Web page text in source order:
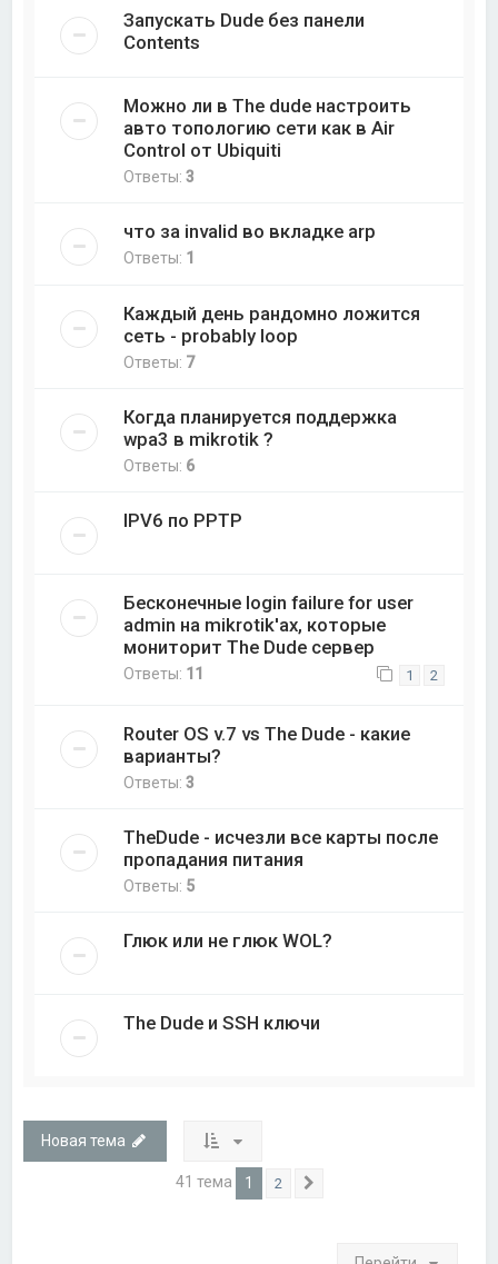
Запускать Dude без панели
Contents
Можно ли в The dude настроить
авто топологию сети как в Air
Control от Ubiquiti
Ответы:3
что за invalid во вкладке arp
Ответы: 1
Каждый день рандомно ложится
сеть - probably loop
Ответы: 7
Когда планируется поддержка
wpa3 в mikrotik ?
Ответы: 6
IPV6 по PPTP
Бесконечные login failure for user
admin на mikrotik'ах, которые
мониторит The Dude сервер
Ответы: 11 1 2
Router OS v.7 vs The Dude - какие
варианты?
Ответы:3
TheDude - исчезли все карты после
пропадания питания
Ответы: 5
Глюк или не глюк WOL?
The Dude и SSH ключи
Новая тема
41 тема 1 2